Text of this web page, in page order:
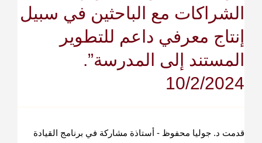
الشراكات مع الباحثين في سبيل
إنتاج معرفي داعم للتطوير
المستند إلى المدرسة”.
10/2/2024
قدمت د. جوليا محفوظ - أستاذة مشاركة في برنامج القيادة